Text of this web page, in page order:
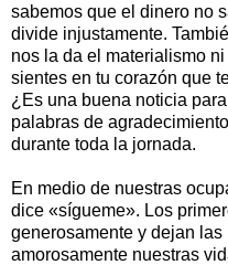
sabemos que el dinero no
divide injustamente.
nos la da el materialismo
sientes en tu corazón que
¿Es una buena noticia
palabras de
durante toda la jornada.
En medio de nuestras
dice «sígueme». Los
generosamente y dejan las
amorosamente nuestras